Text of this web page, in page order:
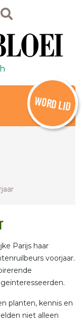
WORD LID
Parijs haar
voorjaar.
planten, kennis en
niet alleen